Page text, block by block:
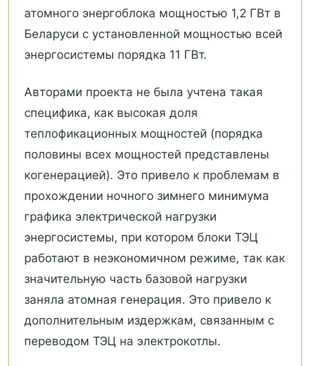
атомного энергоблока мощностью 1,2 ГВт в
Беларуси с установленной мощностью всей
энергосистемы порядка 11 ГВт.
Авторами проекта не была учтена такая
специфика, как высокая доля
теплофикационных мощностей (порядка
половины всех мощностей представлены
когенерацией). Это привело к проблемам в
прохождении ночного зимнего минимума
графика электрической нагрузки
энергосистемы, при котором блоки ТЭЦ
работают в неэкономичном режиме, так как
значительную часть базовой нагрузки
заняла атомная генерация. Это привело к
дополнительным издержкам, связанным с
переводом ТЭЦ на электрокотлы.